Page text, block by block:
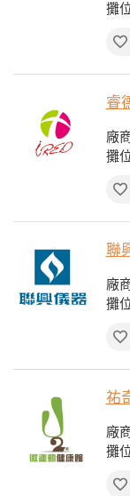
攤
睿
廠
攤
聯
廠
攤
祐
廠
攤